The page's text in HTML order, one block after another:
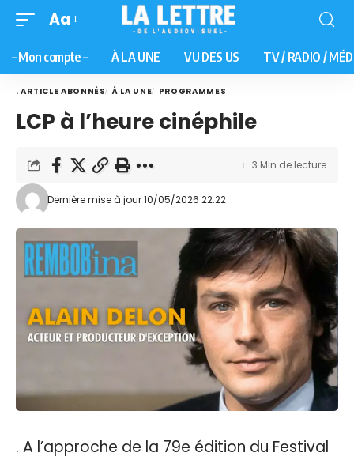
Aa
– Mon compte – À LA UNE VU DES US TV / RADIO /
. ARTICLE ABONNÉS À LA UNE PROGRAMMES
LCP à l’heure cinéphile
Dernière mise à jour 10/05/2026 22:22
3 Min de lecture
. A l’approche de la 79e édition du Festival